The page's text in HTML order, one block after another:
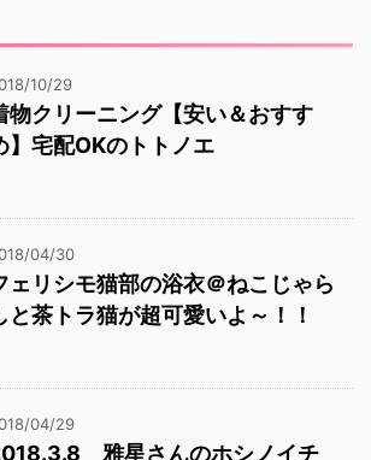
10/29
物クリーニング【安い＆おすす
】宅配OKのトトノエ
04/30
ェリシモ猫部の浴衣＠ねこじゃら
と茶トラ猫が超可愛いよ～！！
04/29
雅星さんのホシノイチ